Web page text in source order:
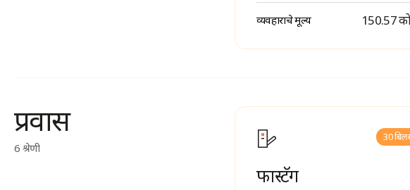
व्यवहाराचे मूल्य ₹ 150.57
प्रवास
6 श्रेणी
30
फास्टॅग